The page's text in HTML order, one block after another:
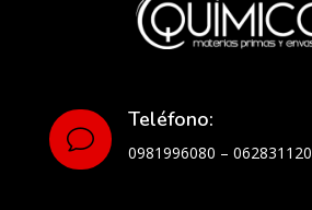
v
Teléfono:
0981996080 – 062831120